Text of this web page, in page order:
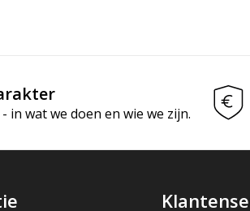
in wat we doen en wie we zijn.